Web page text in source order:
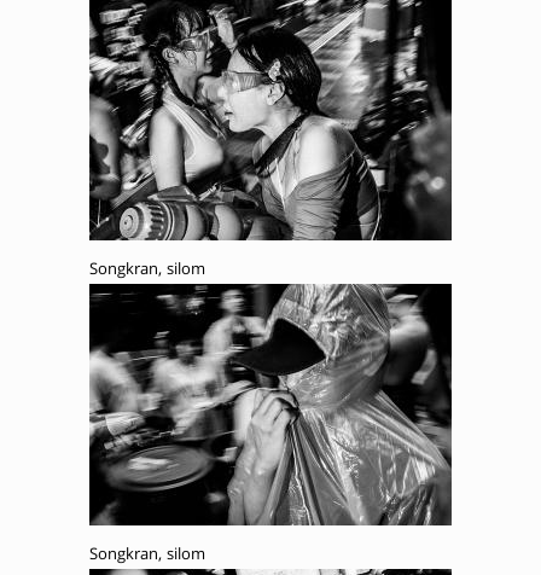
Songkran, silom
Songkran, silom